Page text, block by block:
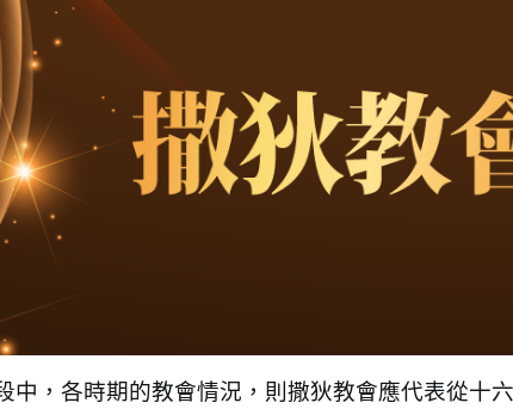
，各時期的教會情況，則撒狄教會應代表從十